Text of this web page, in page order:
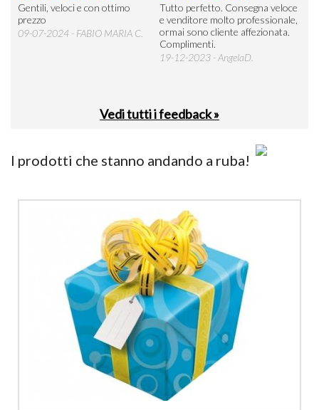
Gentili, veloci e con ottimo
prezzo
09-07-2024 - FABIO MARIA C.
Tutto perfetto. Consegna veloce
e venditore molto professionale,
ormai sono cliente affezionata.
Complimenti.
19-12-2023 - AngelaD.
Vedi tutti i feedback »
I prodotti che stanno andando a ruba!